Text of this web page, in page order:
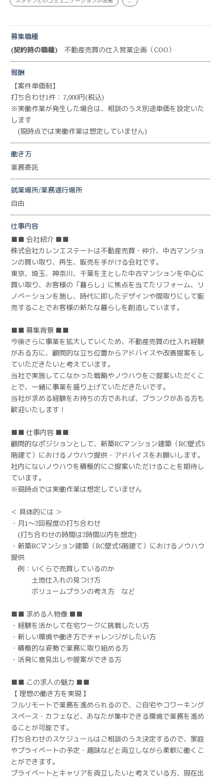
募集職種
(契約時の職種)
不動産売買の仕入営業企画（COO）
報酬
【案件単価制】
打ち合わせ1件：7,000円(税込)
※実働作業が発生した場合は、相談のうえ別途単価を設定いた
します
(現時点では実働作業は想定していません)
働き方
業務委託
就業場所/業務遂行場所
自由
仕事内容
■■ 会社紹介 ■■
株式会社カレンエステートは不動産売買・仲介、中古マンショ
ンの買い取り、再生、販売を手がける会社です。
東京、埼玉、神奈川、千葉を主とした中古マンションを中心に
買い取り、お客様の「暮らし」に焦点を当てたリフォーム、リ
ノベーションを施し、時代に即したデザインや間取りにして販
売することでお客様の新たな暮らしを創造しています。
■■ 募集背景 ■■
今後さらに事業を拡大していくため、不動産売買の仕入れ経験
がある方に、顧問的な立ち位置からアドバイスや改善提案をし
ていただきたいと考えています。
当社で実施してこなかった戦略やノウハウをご提案いただくこ
とで、一緒に事業を盛り上げていただきたいです。
当社が求める経験をお持ちの方であれば、ブランクがある方も
歓迎いたします！
■■ 仕事内容 ■■
顧問的なポジションとして、新築RCマンション建築（RC壁式5
階建て）におけるノウハウ提供・アドバイスをお願いします。
社内にないノウハウを積極的にご提案いただけることを期待し
ています。
※現時点では実働作業は想定していません
＜ 具体的には ＞
・月1～2回程度の打ち合わせ
(打ち合わせの時間は2時間以内を想定)
・新築RCマンション建築（RC壁式5階建て）におけるノウハウ
提供
例：いくらで売買しているのか
土地仕入れの見つけ方
ボリュームプランの考え方 など
■■ 求める人物像 ■■
・経験を活かして在宅ワークに挑戦したい方
・新しい環境や働き方でチャレンジがしたい方
・積極的な姿勢で業務に取り組める方
・活発に意見出しや提案ができる方
■■ この求人の魅力 ■■
【 理想の働き方を実現 】
フルリモートで業務を進められるので、ご自宅やコワーキング
スペース・カフェなど、あなたが集中できる環境で業務を進め
ることが可能です。
打ち合わせのスケジュールはご相談のうえ決定するので、家庭
やプライベートの予定・趣味などと両立しながら柔軟に働くこ
とができます。
プライベートとキャリアを両立したいと考えている方、現在出